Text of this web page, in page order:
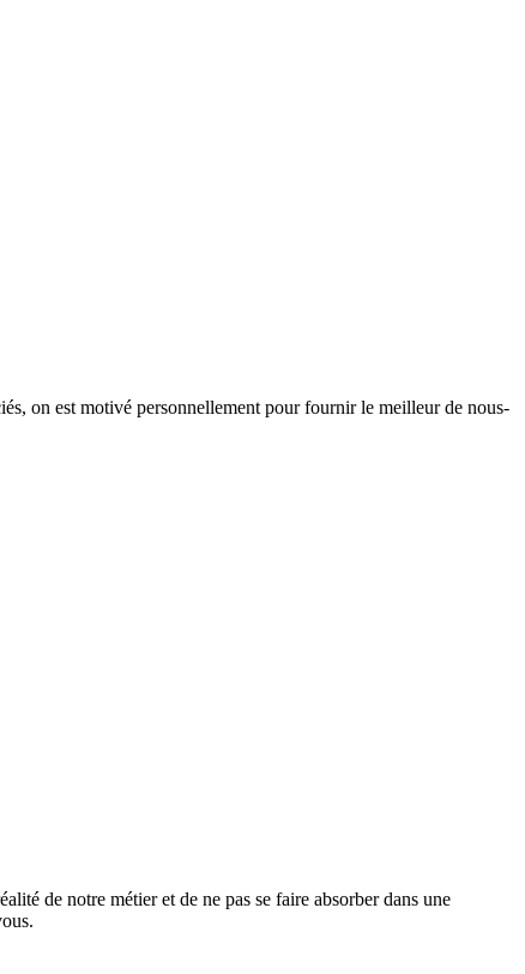
on est motivé personnellement pour fournir le meilleur de nous-
de notre métier et de ne pas se faire absorber dans une